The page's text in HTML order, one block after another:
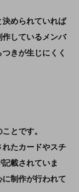
められていれば
しているメンバ
きが生じにくく
とです。
たカードやスチ
載されていま
制作が行われて